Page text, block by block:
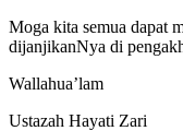
Moga kita semua dapat
dijanjikanNya di
Wallahua’lam
Ustazah Hayati Zari